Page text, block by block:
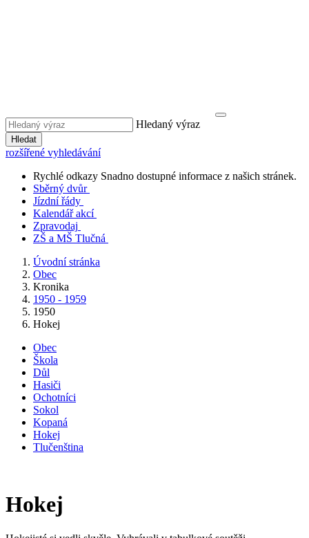
Hledaný výraz
Hledat
rozšířené vyhledávání
Rychlé odkazy Snadno dostupné informace z našich stránek.
Sběrný dvůr
Jízdní řády
Kalendář akcí
Zpravodaj
ZŠ a MŠ Tlučná
Úvodní stránka
Obec
Kronika
1950 - 1959
1950
Hokej
Obec
Škola
Důl
Hasiči
Ochotníci
Sokol
Kopaná
Hokej
Tlučenština
Hokej